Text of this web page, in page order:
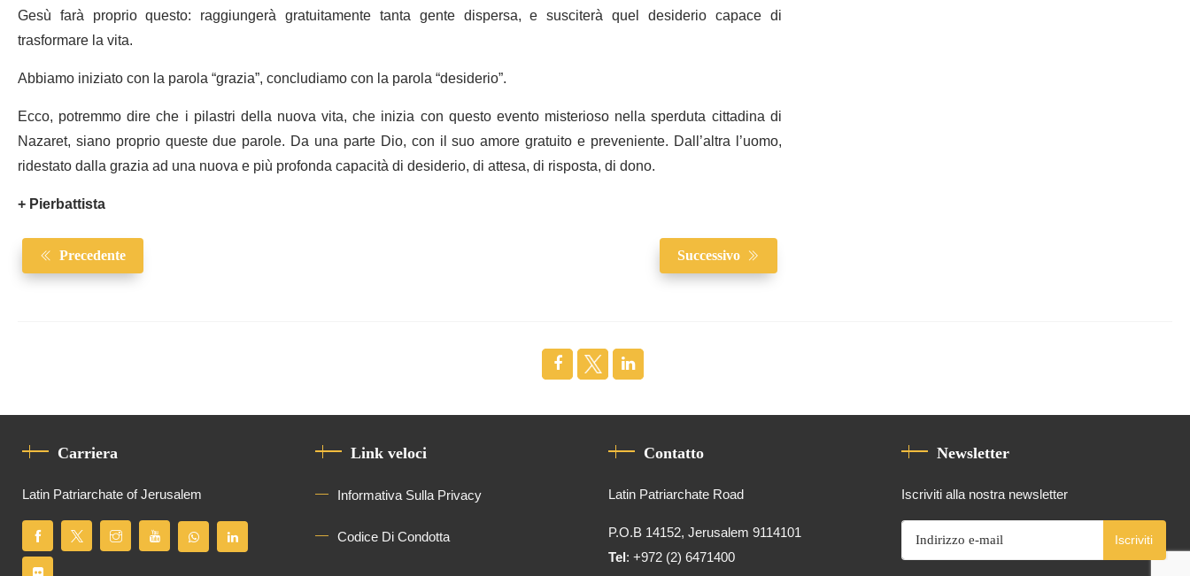
Gesù farà proprio questo: raggiungerà gratuitamente tanta gente dispersa, e susciterà quel desiderio capace di
trasformare la vita.
Abbiamo iniziato con la parola “grazia”, concludiamo con la parola “desiderio”.
Ecco, potremmo dire che i pilastri della nuova vita, che inizia con questo evento misterioso nella sperduta cittadina di
Nazaret, siano proprio queste due parole. Da una parte Dio, con il suo amore gratuito e preveniente. Dall’altra l’uomo,
ridestato dalla grazia ad una nuova e più profonda capacità di desiderio, di attesa, di risposta, di dono.
+ Pierbattista
Precedente Successivo
Carriera
Latin Patriarchate of Jerusalem
Link veloci
Informativa Sulla Privacy
Codice Di Condotta
Contatto
Latin Patriarchate Road
P.O.B 14152, Jerusalem 9114101
Tel: +972 (2) 6471400
Newsletter
Iscriviti alla nostra newsletter
Iscriviti